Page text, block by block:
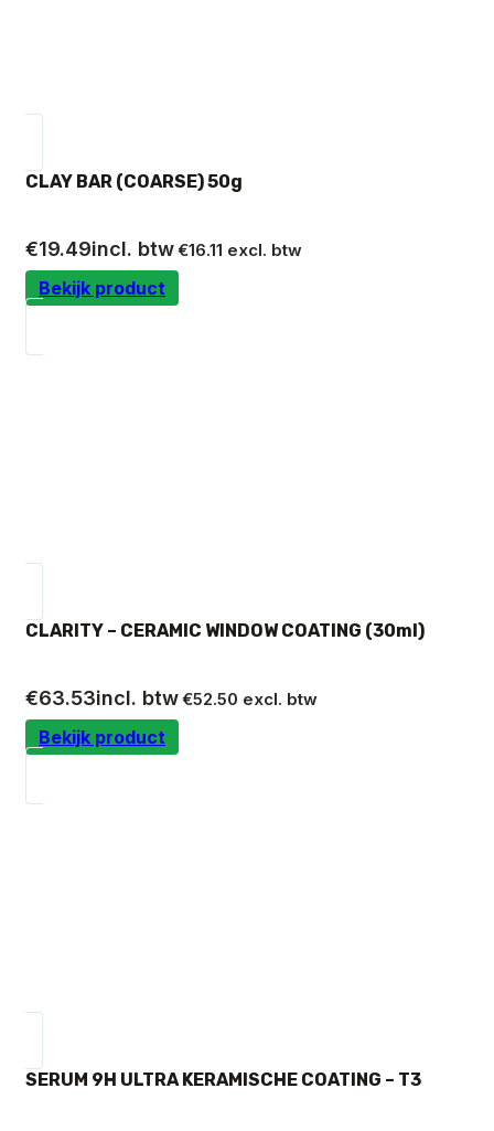
CLAY BAR (COARSE) 50g
€19.49incl. btw€16.11 excl. btw
Bekijk product
CLARITY – CERAMIC WINDOW COATING (30ml)
€63.53incl. btw€52.50 excl. btw
Bekijk product
SERUM 9H ULTRA KERAMISCHE COATING – T3